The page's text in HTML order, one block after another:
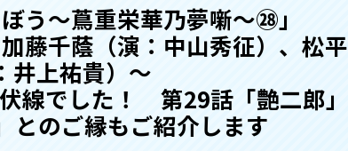
う〜蔦重栄華乃夢噺〜㉘」
藤千蔭（演：中山秀征）、松平
井上祐貴）～
線でした！ 第29話「艶二郎」
とのご縁もご紹介します